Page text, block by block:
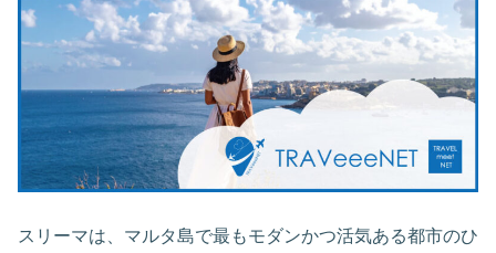
スリーマは、マルタ島で最もモダンかつ活気ある都市のひ